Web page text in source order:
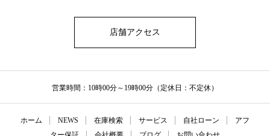
店舗アクセス
営業時間：10時00分～19時00分（定休日：不定休）
ホーム NEWS 在庫検索 サービス 自社ローン
アフ